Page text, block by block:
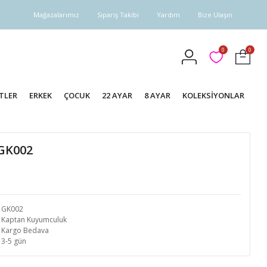
Mağazalarımız Sipariş Takibi Yardım Bize Ulaşın
0 0
ERKEK ÇOCUK 22 AYAR 8 AYAR KOLEKSİYONLAR
GK002
Kaptan Kuyumculuk
Kargo Bedava
3-5 gün